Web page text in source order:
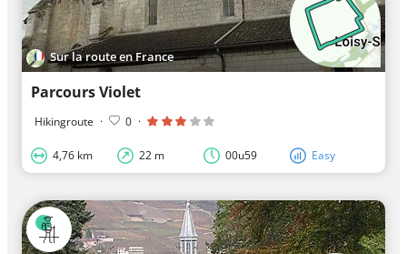
Sur la route en France
Parcours Violet
Hikingroute · 0 ·
4,76 km 22 m 00u59 Easy